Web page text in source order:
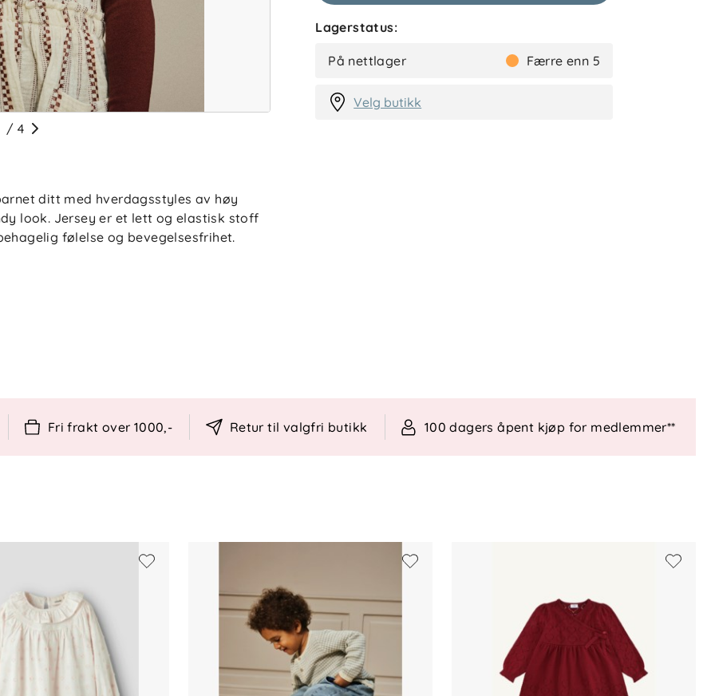
/ 4
ditt med hverdagsstyles av høy
look. Jersey er et lett og elastisk stoff
følelse og bevegelsesfrihet.
Lagerstatus:
På nettlager Færre enn 5
Velg butikk
Fri frakt over 1000,- Retur til valgfri butikk 100 dagers åpent kjøp for medlemmer**